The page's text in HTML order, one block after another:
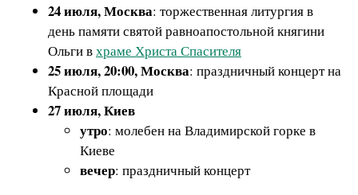
24 июля, Москва: торжественная литургия в
день памяти святой равноапостольной княгини
Ольги вхраме Христа Спасителя
25 июля, 20:00, Москва: праздничный концерт на
Красной площади
27 июля, Киев
утро: молебен на Владимирской горке в
Киеве
вечер: праздничный концерт